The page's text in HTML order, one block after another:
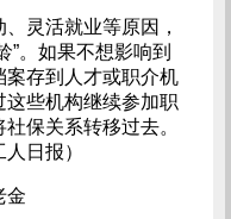
灵活就业等原因，
”。如果不想影响到
存到人才或职介机
些机构继续参加职
保关系转移过去。
日报）
金